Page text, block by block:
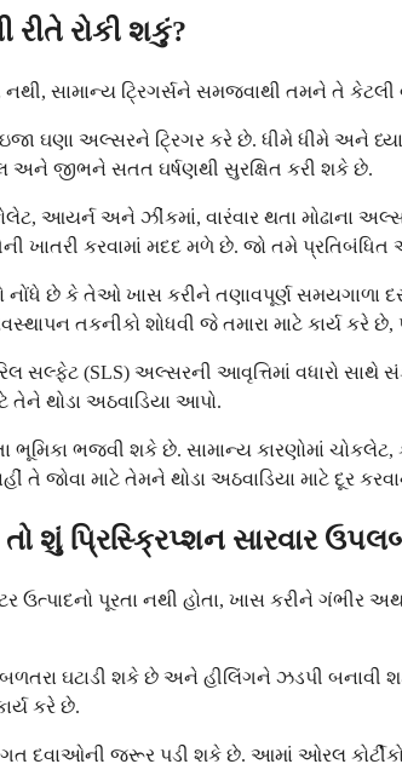
રીતે રોકી શકું?
સામાન્ય ટ્રિગર્સને સમજવાથી તમને તે કેટલી
ઘણા અલ્સરને ટ્રિગર કરે છે. ધીમે ધીમે અને
અને જીભને સતત ઘર્ષણથી સુરક્ષિત કરી શકે છે.
આયર્ન અને ઝીંકમાં, વારંવાર થતા મોઢાના
ખાતરી કરવામાં મદદ મળે છે. જો તમે પ્રતિબંધિત
નોંધે છે કે તેઓ ખાસ કરીને તણાવપૂર્ણ સમયગાળા
તકનીકો શોધવી જે તમારા માટે કાર્ય કરે
સલ્ફેટ (SLS) અલ્સરની આવૃત્તિમાં વધારો
તેને થોડા અઠવાડિયા આપો.
ભૂમિકા ભજવી શકે છે. સામાન્ય કારણોમાં
તે જોવા માટે તેમને થોડા અઠવાડિયા માટે દૂર
શું પ્રિસ્ક્રિપ્શન સારવાર
પૂરતા નથી હોતા, ખાસ કરીને ગંભીર
બળતરા ઘટાડી શકે છે અને હીલિંગને ઝડપી
કરે છે.
દવાઓની જરૂર પડી શકે છે. આમાં ઓરલ